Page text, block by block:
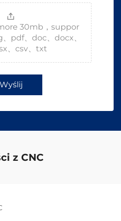
30mb，suppor
pdf、doc、docx、
、csv、txt
Wyślij
z CNC